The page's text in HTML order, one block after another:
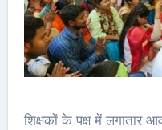
शिक्षकों के पक्ष में लगातार